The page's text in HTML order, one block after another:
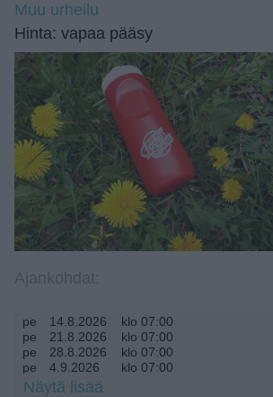
Muu urheilu
Hinta: vapaa pääsy
pe 14.8.2026
klo 07:00
pe
21.8.2026
klo 07:00
pe
28.8.2026
klo 07:00
pe
4.9.2026
klo 07:00
pe
11.9.2026
Näytä lisää